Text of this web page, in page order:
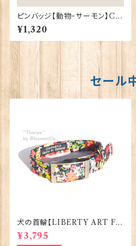
ピンバッジ【動物=サーモン】Ca
dogan 90040-XJKB02-48
¥1,320
セール
犬の首輪【LIBERTY ART FA
BRIC=Thorpe】BlossomCo
90295
¥3,795